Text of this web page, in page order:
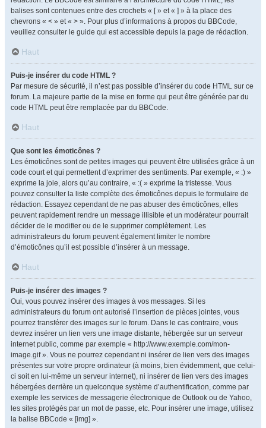
balises sont contenues entre des crochets « [ » et « ] » à la place des
chevrons « < » et « > ». Pour plus d’informations à propos du BBCode,
veuillez consulter le guide qui est accessible depuis la page de rédaction.
Haut
Puis-je insérer du code HTML ?
Par mesure de sécurité, il n’est pas possible d’insérer du code HTML sur ce
forum. La majeure partie de la mise en forme qui peut être générée par du
code HTML peut être remplacée par du BBCode.
Haut
Que sont les émoticônes ?
Les émoticônes sont de petites images qui peuvent être utilisées grâce à un
code court et qui permettent d’exprimer des sentiments. Par exemple, « :) »
exprime la joie, alors qu’au contraire, « :( » exprime la tristesse. Vous
pouvez consulter la liste complète des émoticônes depuis le formulaire de
rédaction. Essayez cependant de ne pas abuser des émoticônes, elles
peuvent rapidement rendre un message illisible et un modérateur pourrait
décider de le modifier ou de le supprimer complètement. Les
administrateurs du forum peuvent également limiter le nombre
d’émoticônes qu’il est possible d’insérer à un message.
Haut
Puis-je insérer des images ?
Oui, vous pouvez insérer des images à vos messages. Si les
administrateurs du forum ont autorisé l’insertion de pièces jointes, vous
pourrez transférer des images sur le forum. Dans le cas contraire, vous
devrez insérer un lien vers une image distante, hébergée sur un serveur
internet public, comme par exemple « http://www.exemple.com/mon-
image.gif ». Vous ne pourrez cependant ni insérer de lien vers des images
présentes sur votre propre ordinateur (à moins, bien évidemment, que celui-
ci soit en lui-même un serveur internet), ni insérer de lien vers des images
hébergées derrière un quelconque système d’authentification, comme par
exemple les services de messagerie électronique de Outlook ou de Yahoo,
les sites protégés par un mot de passe, etc. Pour insérer une image, utilisez
la balise BBCode « [img] ».